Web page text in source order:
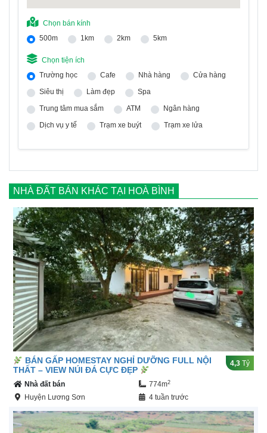
Chọn bán kính
500m
1km 2km 5km
Chọn tiện ích
Trường học
Cafe Nhà hàng
Cửa hàng
Siêu thị
Làm đẹp
Spa
Trung tâm mua sắm
ATM
Ngân hàng
Dịch vụ y tế
Trạm xe buýt Trạm xe lửa
NHÀ ĐẤT BÁN KHÁC TẠI HOÀ BÌNH
BÁN GẤP HOMESTAY NGHỈ DƯỠNG FULL NỘI
THẤT – VIEW NÚI ĐÁ CỰC ĐẸP
4,3 Tỷ
Nhà đất bán 774m2
Huyện Lương Sơn 4 tuần trước